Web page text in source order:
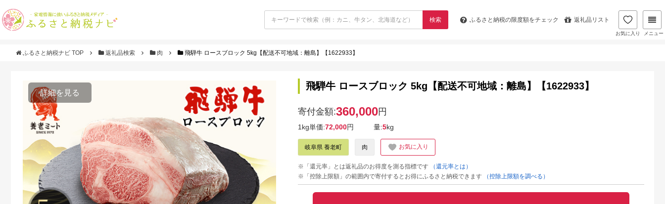
検索 ふるさと納税の限度額をチェック 返礼品リスト
お気に入り メニュー
ふるさと納税ナビ TOP 返礼品検索 肉 飛騨牛 ロースブロック 5kg【配送不可地域：離島】【1622933】
詳細を見る
飛騨牛 ロースブロック 5kg【配送不可地域：離島】【1622933】
寄付金額:360,000円
1kg単価:72,000円 量:5kg
岐阜県 養老町 肉 お気に入り
※「還元率」とは返礼品のお得度を測る指標です
（還元率とは）
※「控除上限額」の範囲内で寄付するとお得にふるさと納税できます
（控除上限額を調べる）